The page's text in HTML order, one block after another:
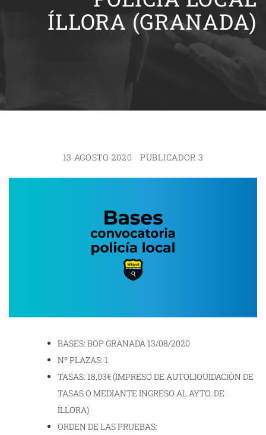
ÍLLORA (GRANADA)
13 AGOSTO 2020 PUBLICADOR 3
BASES: BOP GRANADA 13/08/2020
Nº PLAZAS: 1
TASAS: 18,03€ (IMPRESO DE AUTOLIQUIDACIÓN DE
TASAS O MEDIANTE INGRESO AL AYTO. DE
ÍLLORA)
ORDEN DE LAS PRUEBAS: